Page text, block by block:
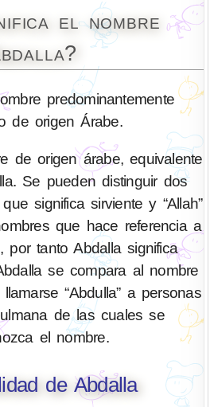
el nombre
predominantemente
de origen Árabe.
de origen árabe, equivalente
Se pueden distinguir dos
significa sirviente y “Allah”
que hace referencia a
por tanto Abdalla significa
se compara al nombre
“Abdulla” a personas
de las cuales se
el nombre.
de Abdalla